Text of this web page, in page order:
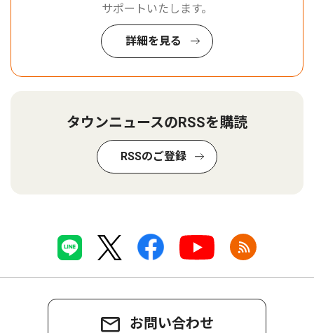
サポートいたします。
詳細を見る
タウンニュースのRSSを購読
RSSのご登録
お問い合わせ